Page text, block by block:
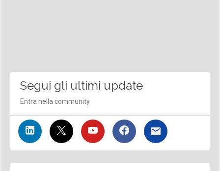
Segui gli ultimi update
Entra nella community